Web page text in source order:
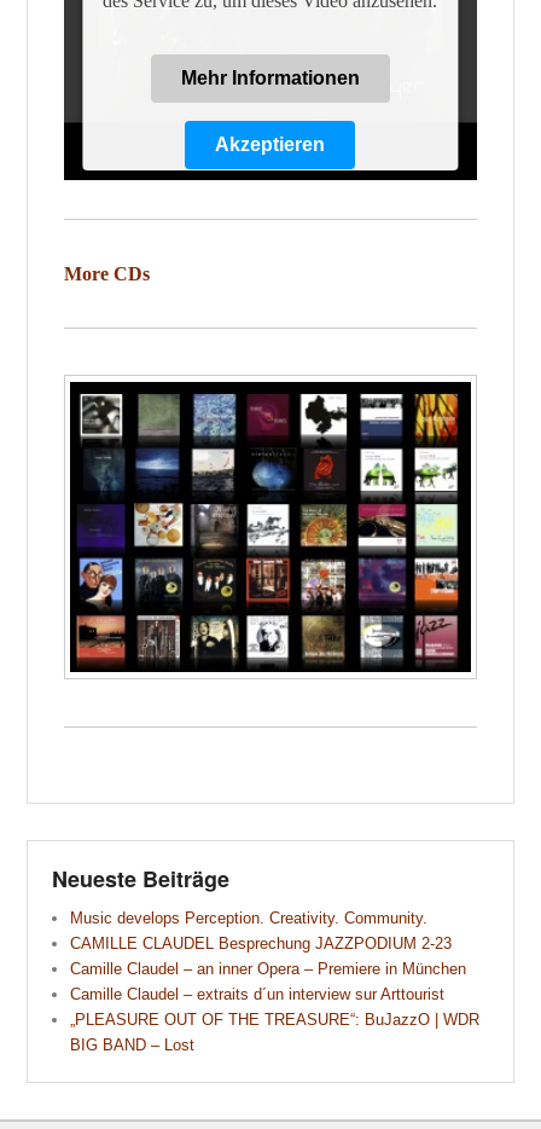
Mehr Informationen
Akzeptieren
Management Platform
More CDs
Neueste Beiträge
Music develops Perception. Creativity. Community.
CAMILLE CLAUDEL Besprechung JAZZPODIUM 2-23
Camille Claudel – an inner Opera – Premiere in München
Camille Claudel – extraits d´un interview sur Arttourist
„PLEASURE OUT OF THE TREASURE“: BuJazzO | WDR
BIG BAND – Lost